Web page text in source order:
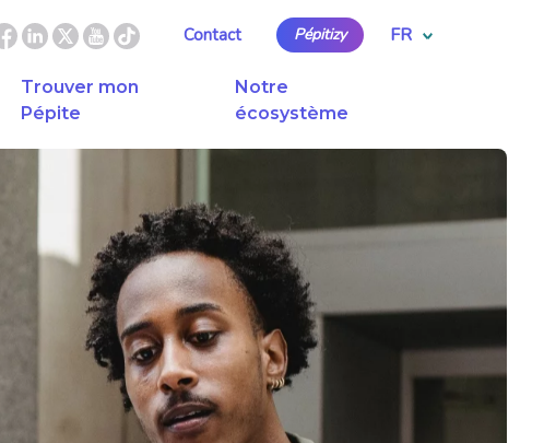
Contact Pépitizy FR
Trouver mon
Pépite
Notre
écosystème